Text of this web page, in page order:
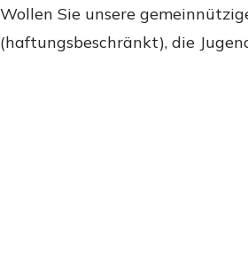
Wollen Sie unsere
(haftungsbeschränkt), die